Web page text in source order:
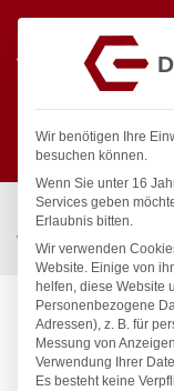
Start /
Wassertechnik
Wir benötigen Ihre
besuchen können.
Wenn Sie unter 16
Services geben
Erlaubnis bitten.
Wir verwenden
Website. Einige von
helfen, diese Website
Personenbezogene
Adressen), z. B. für
Messung von
Verwendung Ihrer
Es besteht keine